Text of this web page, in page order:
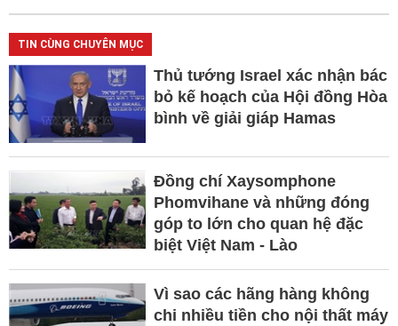
TIN CÙNG CHUYÊN MỤC
Thủ tướng Israel xác nhận bác
bỏ kế hoạch của Hội đồng Hòa
bình về giải giáp Hamas
Đồng chí Xaysomphone
Phomvihane và những đóng
góp to lớn cho quan hệ đặc
biệt Việt Nam - Lào
Vì sao các hãng hàng không
chi nhiều tiền cho nội thất máy